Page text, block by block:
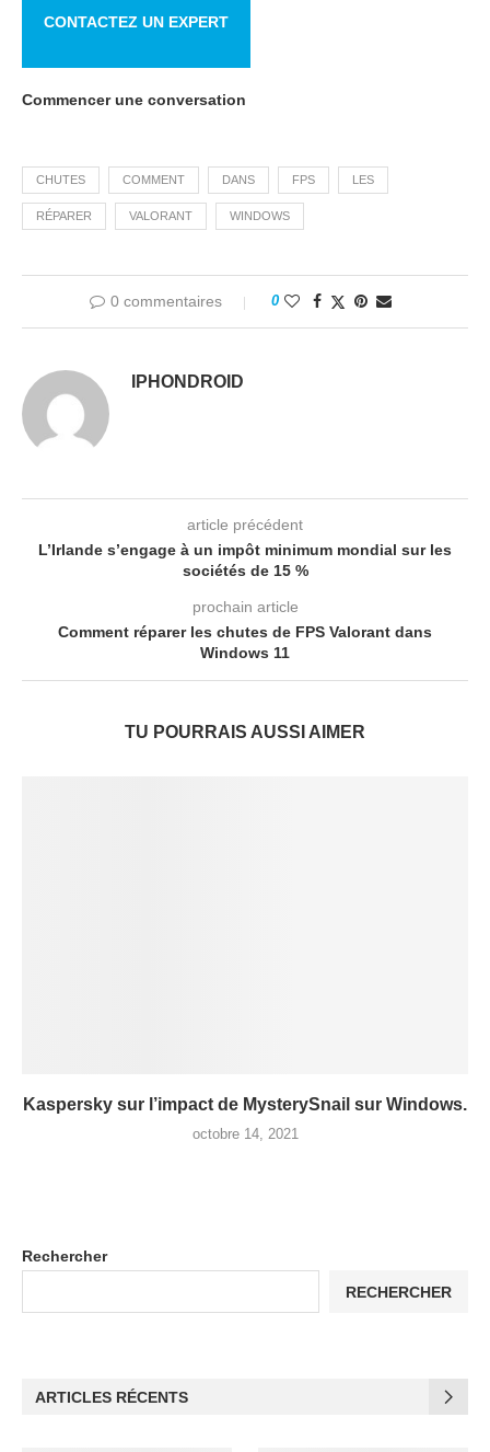
CONTACTEZ UN EXPERT
Commencer une conversation
CHUTES COMMENT DANS FPS LES
RÉPARER VALORANT WINDOWS
0 commentaires 0
IPHONDROID
article précédent
L’Irlande s’engage à un impôt minimum mondial sur les
sociétés de 15 %
prochain article
Comment réparer les chutes de FPS Valorant dans
Windows 11
TU POURRAIS AUSSI AIMER
Kaspersky sur l’impact de MysterySnail sur Windows.
octobre 14, 2021
Rechercher
RECHERCHER
ARTICLES RÉCENTS